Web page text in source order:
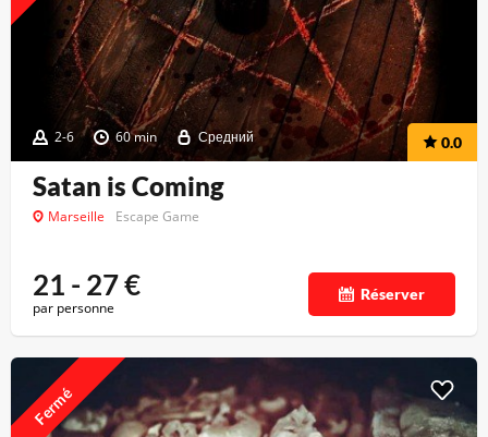
2-6 60 min Средний 0.0
Satan is Coming
Marseille Escape Game
21 - 27€
par personne
Réserver
Fermé